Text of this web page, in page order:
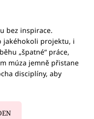
bez inspirace.
jakéhokoli projektu, i
„špatné“ práce,
múza jemně přistane
disciplíny, aby